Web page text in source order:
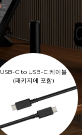
USB-C to USB-C 케이블
(패키지에 포함)